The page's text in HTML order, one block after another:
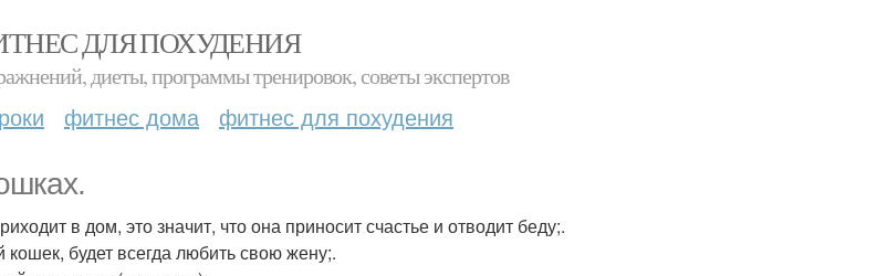
ДЛЯ ПОХУДЕНИЯ
диеты, программы тренировок, советы экспертов
фитнес дома фитнес для похудения
в дом, это значит, что она приносит счастье и отводит беду;.
будет всегда любить свою жену;.